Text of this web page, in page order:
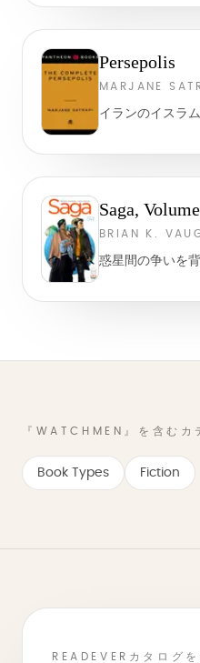
Persepolis
MARJANE
イランのイスラ
Saga,
BRIAN K.
惑星間の争いを
『WATCHMEN』を含むカ
Book Types Fiction
READEVERカタログを